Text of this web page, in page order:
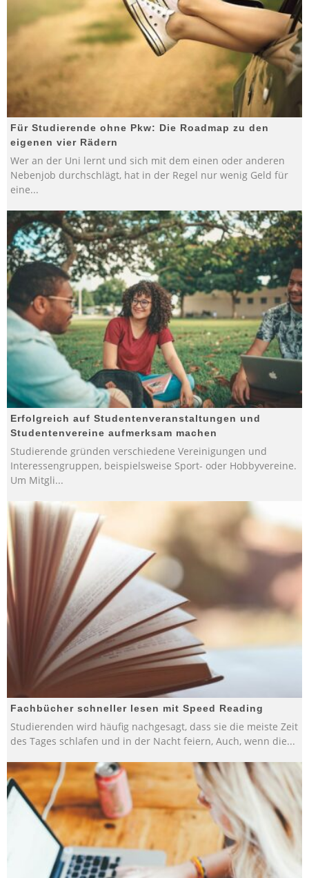
Für Studierende ohne Pkw: Die Roadmap zu den
eigenen vier Rädern
Wer an der Uni lernt und sich mit dem einen oder anderen
Nebenjob durchschlägt, hat in der Regel nur wenig Geld für
eine...
Erfolgreich auf Studentenveranstaltungen und
Studentenvereine aufmerksam machen
Studierende gründen verschiedene Vereinigungen und
Interessengruppen, beispielsweise Sport- oder Hobbyvereine.
Um Mitgli...
Fachbücher schneller lesen mit Speed Reading
Studierenden wird häufig nachgesagt, dass sie die meiste Zeit
des Tages schlafen und in der Nacht feiern, Auch, wenn die...